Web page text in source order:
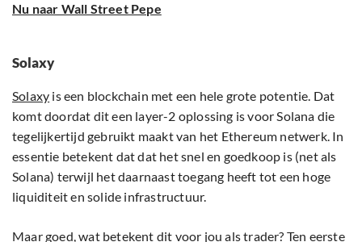
Nu naar Wall Street Pepe
Solaxy
Solaxy is een blockchain met een hele grote potentie. Dat
komt doordat dit een layer-2 oplossing is voor Solana die
tegelijkertijd gebruikt maakt van het Ethereum netwerk. In
essentie betekent dat dat het snel en goedkoop is (net als
Solana) terwijl het daarnaast toegang heeft tot een hoge
liquiditeit en solide infrastructuur.
Maar goed, wat betekent dit voor jou als trader? Ten eerste